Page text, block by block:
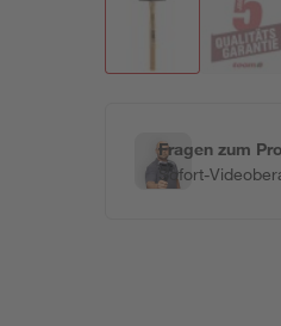
Fragen zum
Sofort-